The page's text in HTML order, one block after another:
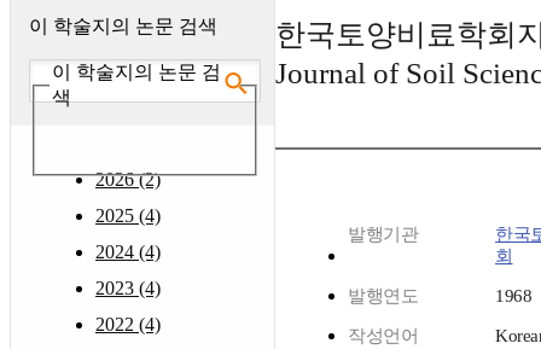
이 학술지의 논문 검색
이 학술지의 논문 검
색
2026 (2)
2025 (4)
2024 (4)
2023 (4)
2022 (4)
한국토양비료학회
Journal of Soil
발행기관
한국
회
발행연도 1968
작성언어